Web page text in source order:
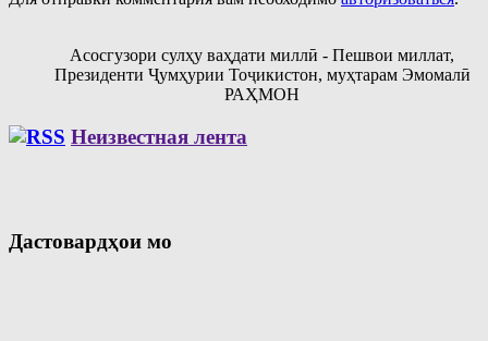
Асосгузори сулҳу ваҳдати миллӣ - Пешвои миллат,
Президенти Ҷумҳурии Тоҷикистон, муҳтарам Эмомалӣ
РАҲМОН
Неизвестная лента
Дастовардҳои мо